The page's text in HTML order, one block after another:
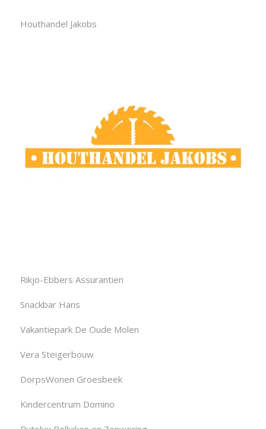
Houthandel Jakobs
Rikjo-Ebbers Assurantien
Snackbar Hans
Vakantiepark De Oude Molen
Vera Steigerbouw
DorpsWonen Groesbeek
Kindercentrum Domino